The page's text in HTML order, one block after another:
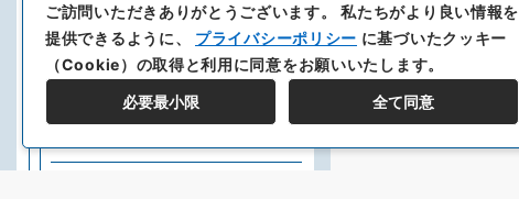
本省布告・規則条例
陸軍省達書
陸軍省日誌・送達・受領日誌
ご訪問いただきありがとうございます。私たちがより良い情報を
提供できるように、 プライバシーポリシー に基づいたクッキー
（Cookie）の取得と利用に同意をお願いいたします。
必要最小限 全て同意